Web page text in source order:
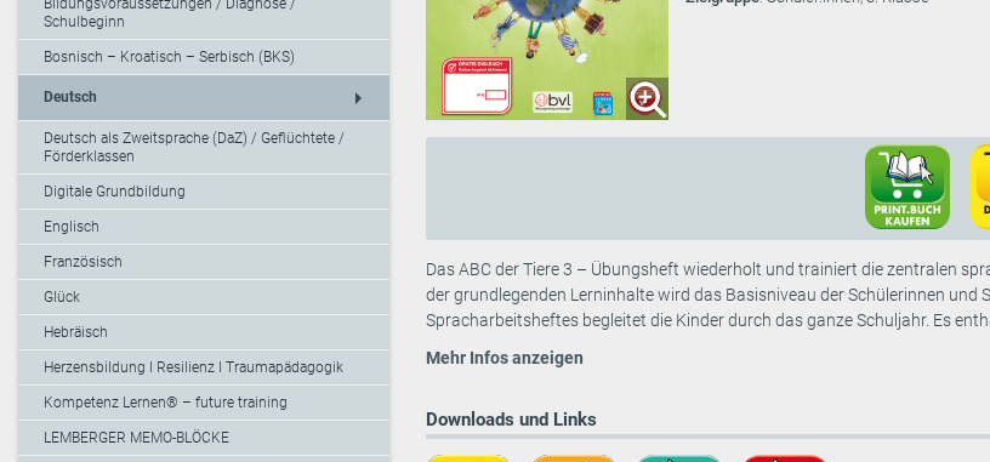
Bildungsvoraussetzungen / Diagnose /
Schulbeginn
Bosnisch – Kroatisch – Serbisch (BKS)
Deutsch arrow_right
Deutsch als Zweitsprache (DaZ) / Geflüchtete /
Förderklassen
Digitale Grundbildung
Englisch
Französisch
Glück
Hebräisch
Herzensbildung I Resilienz I Traumapädagogik
Kompetenz Lernen® – future training
LEMBERGER MEMO-BLÖCKE
Das ABC der Tiere 3 – Übungsheft wiederholt und trainiert die zentralen
der grundlegenden Lerninhalte wird das Basisniveau der Schülerinnen
Spracharbeitsheftes begleitet die Kinder durch das ganze Schuljahr. Es
Mehr Infos anzeigen
Downloads und Links